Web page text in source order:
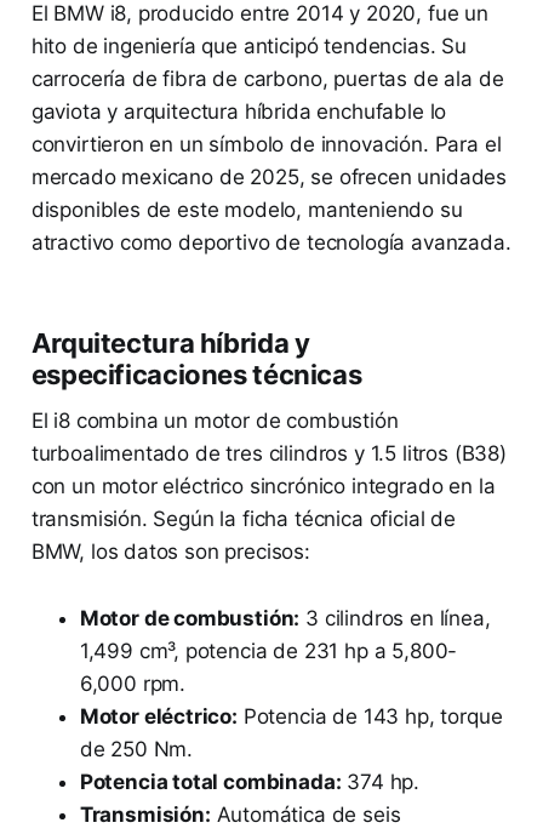
El BMW i8, producido entre 2014 y 2020, fue un
hito de ingeniería que anticipó tendencias. Su
carrocería de fibra de carbono, puertas de ala de
gaviota y arquitectura híbrida enchufable lo
convirtieron en un símbolo de innovación. Para el
mercado mexicano de 2025, se ofrecen unidades
disponibles de este modelo, manteniendo su
atractivo como deportivo de tecnología avanzada.
Arquitectura híbrida y
especificaciones técnicas
El i8 combina un motor de combustión
turboalimentado de tres cilindros y 1.5 litros (B38)
con un motor eléctrico sincrónico integrado en la
transmisión. Según la ficha técnica oficial de
BMW, los datos son precisos:
Motor de combustión: 3 cilindros en línea,
1,499 cm³, potencia de 231 hp a 5,800-
6,000 rpm.
Motor eléctrico: Potencia de 143 hp, torque
de 250 Nm.
Potencia total combinada: 374 hp.
Transmisión: Automática de seis